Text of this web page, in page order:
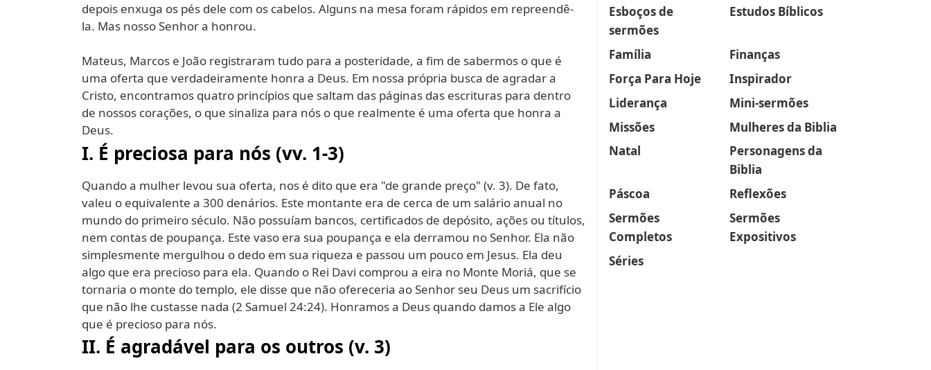
depois enxuga os pés dele com os cabelos. Alguns na mesa foram rápidos em repreendê-
la. Mas nosso Senhor a honrou.
Mateus, Marcos e João registraram tudo para a posteridade, a fim de sabermos o que é
uma oferta que verdadeiramente honra a Deus. Em nossa própria busca de agradar a
Cristo, encontramos quatro princípios que saltam das páginas das escrituras para dentro
de nossos corações, o que sinaliza para nós o que realmente é uma oferta que honra a
Deus.
I. É preciosa para nós (vv. 1-3)
Quando a mulher levou sua oferta, nos é dito que era "de grande preço" (v. 3). De fato,
valeu o equivalente a 300 denários. Este montante era de cerca de um salário anual no
mundo do primeiro século. Não possuíam bancos, certificados de depósito, ações ou títulos,
nem contas de poupança. Este vaso era sua poupança e ela derramou no Senhor. Ela não
simplesmente mergulhou o dedo em sua riqueza e passou um pouco em Jesus. Ela deu
algo que era precioso para ela. Quando o Rei Davi comprou a eira no Monte Moriá, que se
tornaria o monte do templo, ele disse que não ofereceria ao Senhor seu Deus um sacrifício
que não lhe custasse nada (2 Samuel 24:24). Honramos a Deus quando damos a Ele algo
que é precioso para nós.
II. É agradável para os outros (v. 3)
Esboços de
sermões
Estudos Bíblicos
Família
Finanças
Força Para Hoje
Inspirador
Liderança
Mini-sermões
Missões
Mulheres da Biblia
Natal
Personagens da
Biblia
Páscoa
Reflexões
Sermões
Completos
Sermões
Expositivos
Séries